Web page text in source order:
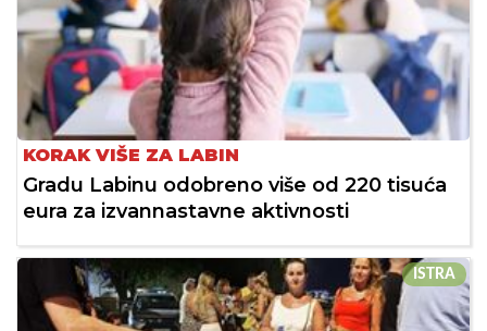
KORAK VIŠE ZA LABIN
Gradu Labinu odobreno više od 220 tisuća
eura za izvannastavne aktivnosti
ISTRA